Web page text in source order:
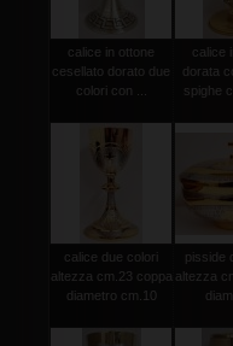
calice in ottone
cesellato dorato due
colori con ...
calice
dorata
spighe
calice due colori
altezza cm.23 coppa
diametro cm.10
pisside
altezza